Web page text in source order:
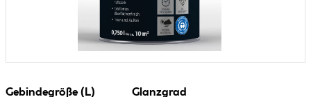
Gebindegröße (L) Glanzgrad